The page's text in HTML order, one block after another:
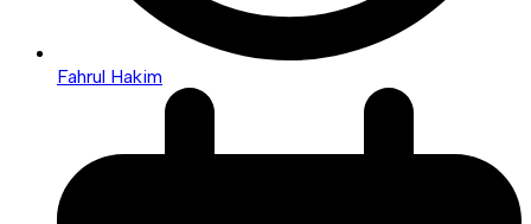
Fahrul Hakim